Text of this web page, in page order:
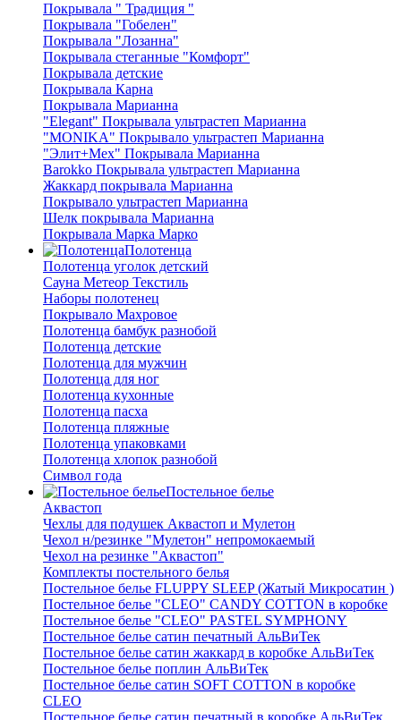
Покрывала " Традиция "
Покрывала "Гобелен"
Покрывала "Лозанна"
Покрывала стеганные "Комфорт"
Покрывала детские
Покрывала Карна
Покрывала Марианна
"Elegant" Покрывала ультрастеп Марианна
"MONIKA" Покрывало ультрастеп Марианна
"Элит+Мех" Покрывала Марианна
Barokko Покрывала ультрастеп Марианна
Жаккард покрывала Марианна
Покрывало ультрастеп Марианна
Шелк покрывала Марианна
Покрывала Марка Марко
Полотенца
Полотенца уголок детский
Сауна Метеор Текстиль
Наборы полотенец
Покрывало Махровое
Полотенца бамбук разнобой
Полотенца детские
Полотенца для мужчин
Полотенца для ног
Полотенца кухонные
Полотенца пасха
Полотенца пляжные
Полотенца упаковками
Полотенца хлопок разнобой
Символ года
Постельное белье
Аквастоп
Чехлы для подушек Аквастоп и Мулетон
Чехол н/резинке "Мулетон" непромокаемый
Чехол на резинке "Аквастоп"
Комплекты постельного белья
Постельное белье FLUPPY SLEEP (Жатый Микросатин )
Постельное белье "CLEO" CANDY COTTON в коробке
Постельное белье "CLEO" PASTEL SYMPHONY
Постельное белье сатин печатный АльВиТек
Постельное белье сатин жаккард в коробке АльВиТек
Постельное белье поплин АльВиТек
Постельное белье сатин SOFT COTTON в коробке
CLEO
Постельное белье сатин печатный в коробке АльВиТек